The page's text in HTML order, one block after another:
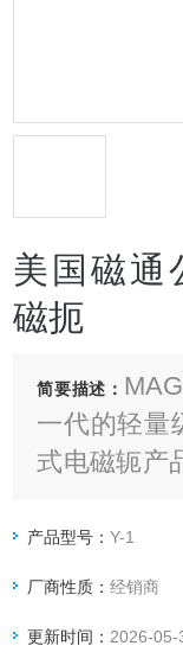
美国磁通
磁扼
简要描述：
一代的轻量
式电磁轭产
腰部和手腕
产品型号：Y-1
厂商性质：经销商
更新时间： 2026-05-